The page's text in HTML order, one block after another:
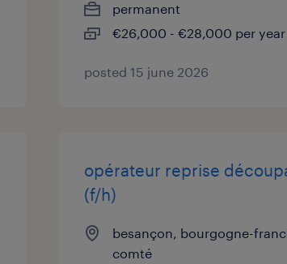
permanent
€26,000 - €28,000 per year
posted 15 june 2026
opérateur reprise
(f/h)
besançon, bourgogne-
comté